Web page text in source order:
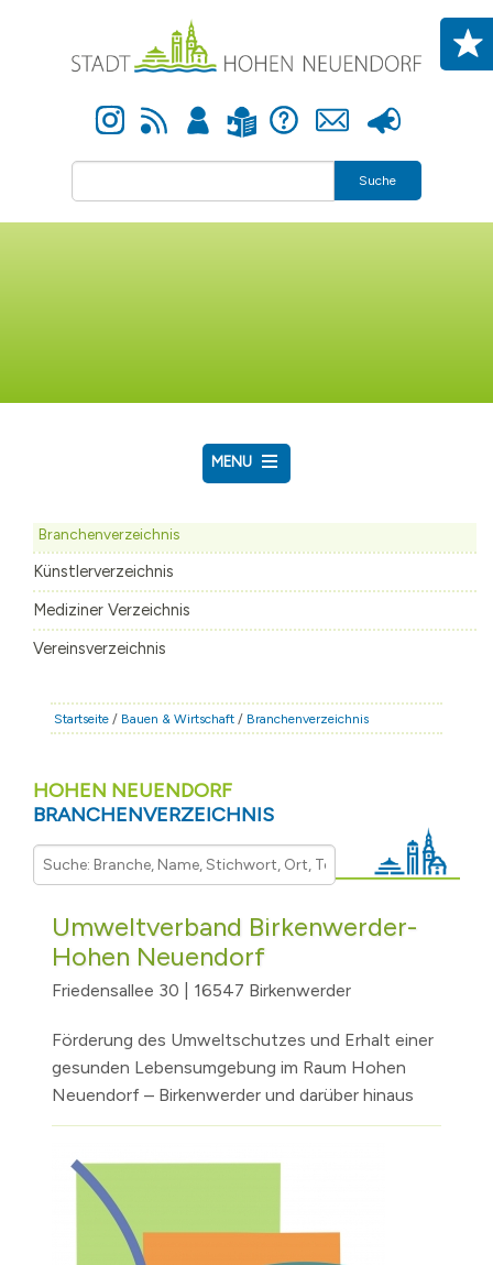
Instagram Newsfeed Anmelden Leichte Sprache Hilfe Kontakt Presse
Suche
MENU
RATHAUS & POLITIK
BÜRGERSERVICE
FAMILIE & BILDUNG
BAUEN & WIRTSCHAFT
Branchenverzeichnis
Künstlerverzeichnis
Mediziner Verzeichnis
Vereinsverzeichnis
Startseite / Bauen & Wirtschaft / Branchenverzeichnis
HOHEN NEUENDORF
BRANCHENVERZEICHNIS
Umweltverband Birkenwerder-
Hohen Neuendorf
Friedensallee 30 | 16547 Birkenwerder
Förderung des Umweltschutzes und Erhalt einer
gesunden Lebensumgebung im Raum Hohen
Neuendorf – Birkenwerder und darüber hinaus